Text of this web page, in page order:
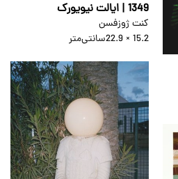
1349 | ایالت نیویورک
کنت ژوزفسن
15.2 × 22.9
سانتی‌متر